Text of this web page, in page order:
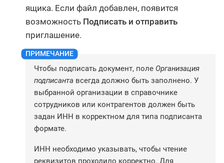
ящика. Если файл добавлен, появится
возможность Подписать и отправить
приглашение.
Чтобы подписать документ, поле Организация
подписанта всегда должно быть заполнено. У
выбранной организации в справочнике
сотрудников или контрагентов должен быть
задан ИНН в корректном для типа подписанта
формате.
ИНН необходимо указывать, чтобы чтение
реквизитов проходило корректно. Для